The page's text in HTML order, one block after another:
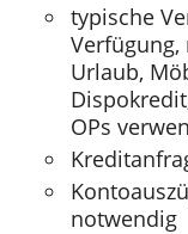
typische
Verfügung,
Urlaub,
OPs
notwendig